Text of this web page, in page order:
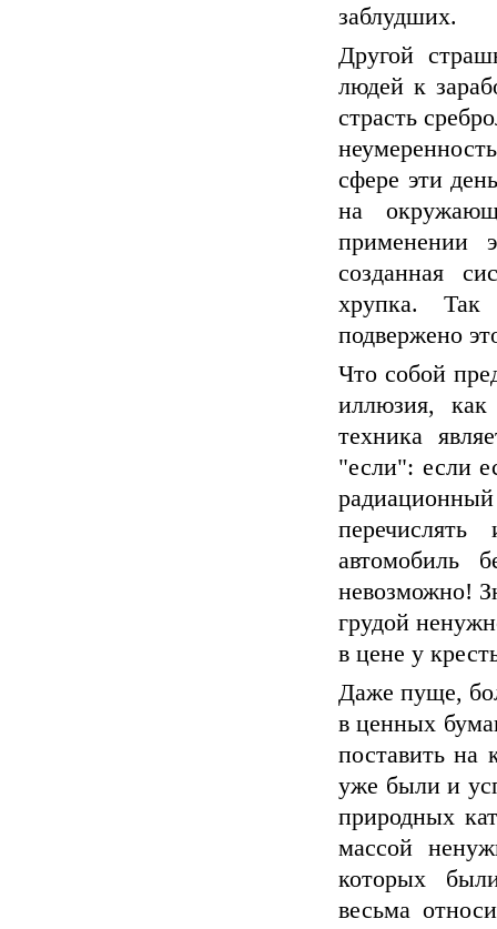
заблудших.
Другой
людей к
страсть
сфере эти
на
применении
созданная
хрупка. Так
подвержено
Что собой
иллюзия, как
техника
"если": если
автомобиль
невозможно!
грудой
в цене у
Даже пуще,
в ценных
поставить на
уже были и
природных
массой
которых
весьма